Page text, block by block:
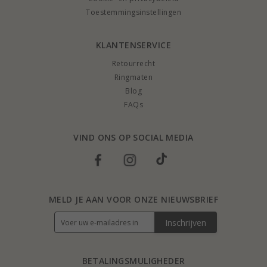
Toestemmingsinstellingen
KLANTENSERVICE
Retourrecht
Ringmaten
Blog
FAQs
VIND ONS OP SOCIAL MEDIA
BETALINGSMULIGHEDER
MELD JE AAN VOOR ONZE NIEUWSBRIEF
Inschrijven